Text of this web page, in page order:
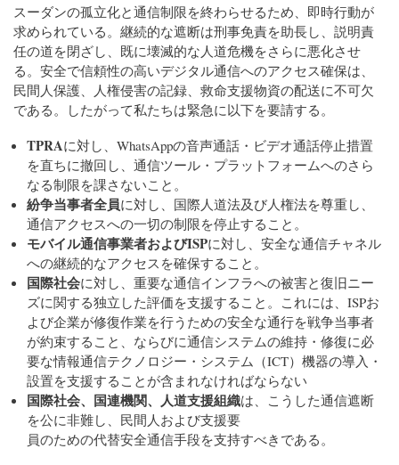
スーダンの孤立化と通信制限を終わらせるため、即時行動が
求められている。継続的な遮断は刑事免責を助長し、説明責
任の道を閉ざし、既に壊滅的な人道危機をさらに悪化させ
る。安全で信頼性の高いデジタル通信へのアクセス確保は、
民間人保護、人権侵害の記録、救命支援物資の配送に不可欠
である。したがって私たちは緊急に以下を要請する。
TPRAに対し、WhatsAppの音声通話・ビデオ通話停止措置
を直ちに撤回し、通信ツール・プラットフォームへのさら
なる制限を課さないこと。
紛争当事者全員に対し、国際人道法及び人権法を尊重し、
通信アクセスへの一切の制限を停止すること。
モバイル通信事業者およびISPに対し、安全な通信チャネル
への継続的なアクセスを確保すること。
国際社会に対し、重要な通信インフラへの被害と復旧ニー
ズに関する独立した評価を支援すること。これには、ISPお
よび企業が修復作業を行うための安全な通行を戦争当事者
が約束すること、ならびに通信システムの維持・修復に必
要な情報通信テクノロジー・システム（ICT）機器の導入・
設置を支援することが含まれなければならない
国際社会、国連機関、人道支援組織は、こうした通信遮断
を公に非難し、民間人および支援要
員のための代替安全通信手段を支持すべきである。